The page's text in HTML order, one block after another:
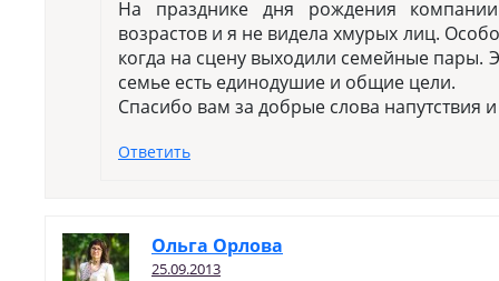
На празднике дня рождения
возрастов и я не видела хмурых лиц.
когда на сцену выходили семейные пары.
семье есть единодушие и общие цели.
Спасибо вам за добрые слова напутствия
Ответить
Ольга Орлова
25.09.2013